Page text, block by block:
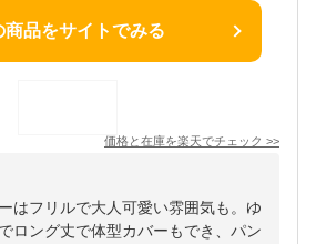
商品をサイトでみる
価格と在庫を楽天でチェック >>
はフリルで大人可愛い雰囲気も。ゆ
ロング丈で体型カバーもでき、パン